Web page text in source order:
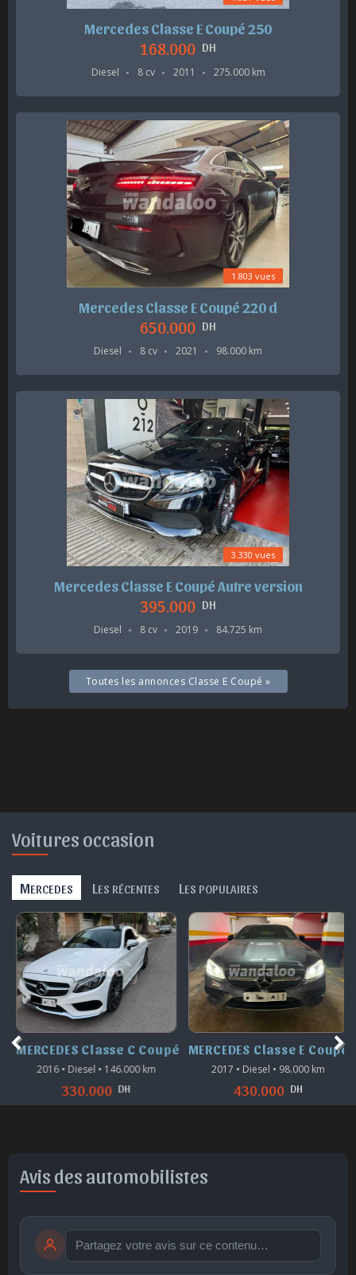
Mercedes Classe E Coupé 250
168.000 DH
Diesel 8 cv 2011 275.000 km
1.803 vues
Mercedes Classe E Coupé 220 d
650.000 DH
Diesel 8 cv 2021 98.000 km
3.330 vues
Mercedes Classe E Coupé Autre version
395.000 DH
Diesel 8 cv 2019 84.725 km
Toutes les annonces Classe E Coupé »
Voitures occasion
MERCEDES L ES RÉCENTES L ES POPULAIRES
MERCEDES Classe C Coupé
2016 • Diesel • 146.000 km
330.000 DH
MERCEDES Classe E Coupé
2017 • Diesel • 98.000 km
430.000 DH
Avis des automobilistes
publication immédiate Publier